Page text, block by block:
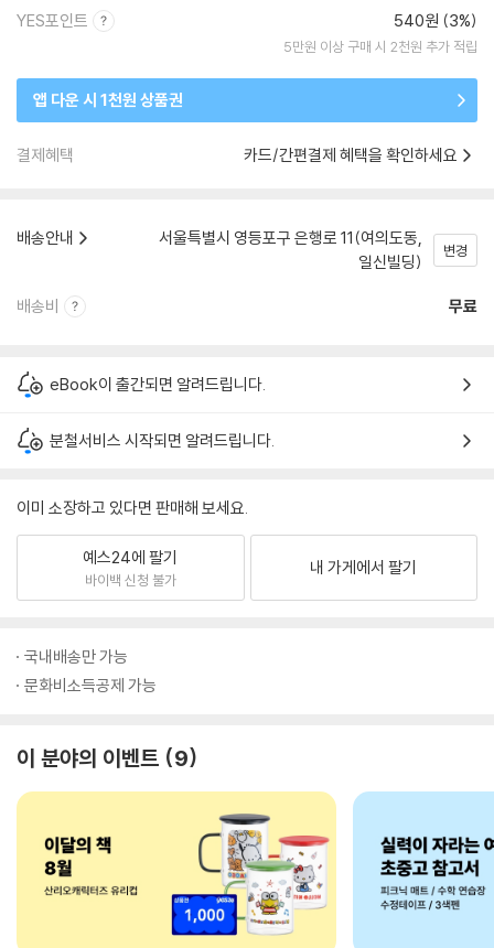
YES포인트 540원 (3%)
5만원 이상 구매 시 2천원 추가 적립
앱 다운 시 1천원 상품권
결제혜택 카드/간편결제 혜택을 확인하세요
배송안내
서울특별시 영등포구 은행로 11(여의도동,
일신빌딩)
변경
배송비 무료
eBook이 출간되면 알려드립니다.
분철서비스 시작되면 알려드립니다.
이미 소장하고 있다면 판매해 보세요.
예스24에 팔기
바이백 신청 불가
내 가게에서 팔기
국내배송만 가능
문화비소득공제 가능
이 분야의 이벤트 9